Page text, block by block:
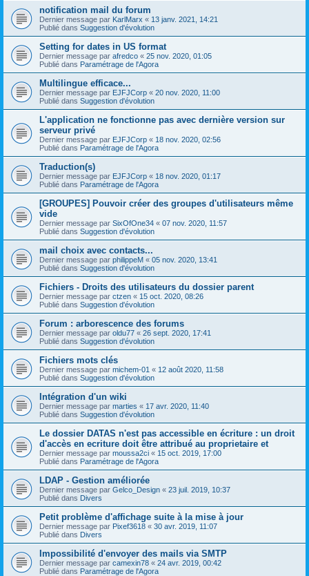
notification mail du forum
Dernier message par KarlMarx « 13 janv. 2021, 14:21
Publié dans Suggestion d'évolution
Setting for dates in US format
Dernier message par afredco « 25 nov. 2020, 01:05
Publié dans Paramétrage de l'Agora
Multilingue efficace...
Dernier message par EJFJCorp « 20 nov. 2020, 11:00
Publié dans Suggestion d'évolution
L'application ne fonctionne pas avec dernière version sur
serveur privé
Dernier message par EJFJCorp « 18 nov. 2020, 02:56
Publié dans Paramétrage de l'Agora
Traduction(s)
Dernier message par EJFJCorp « 18 nov. 2020, 01:17
Publié dans Paramétrage de l'Agora
[GROUPES] Pouvoir créer des groupes d'utilisateurs même
vide
Dernier message par SixOfOne34 « 07 nov. 2020, 11:57
Publié dans Suggestion d'évolution
mail choix avec contacts...
Dernier message par philippeM « 05 nov. 2020, 13:41
Publié dans Suggestion d'évolution
Fichiers - Droits des utilisateurs du dossier parent
Dernier message par ctzen « 15 oct. 2020, 08:26
Publié dans Suggestion d'évolution
Forum : arborescence des forums
Dernier message par oldu77 « 26 sept. 2020, 17:41
Publié dans Suggestion d'évolution
Fichiers mots clés
Dernier message par michem-01 « 12 août 2020, 11:58
Publié dans Suggestion d'évolution
Intégration d'un wiki
Dernier message par marties « 17 avr. 2020, 11:40
Publié dans Suggestion d'évolution
Le dossier DATAS n'est pas accessible en écriture : un droit
d'accès en ecriture doit être attribué au proprietaire et
Dernier message par moussa2ci « 15 oct. 2019, 17:00
Publié dans Paramétrage de l'Agora
LDAP - Gestion améliorée
Dernier message par Gelco_Design « 23 juil. 2019, 10:37
Publié dans Divers
Petit problème d'affichage suite à la mise à jour
Dernier message par Pixef3618 « 30 avr. 2019, 11:07
Publié dans Divers
Impossibilité d'envoyer des mails via SMTP
Dernier message par camexin78 « 24 avr. 2019, 00:42
Publié dans Paramétrage de l'Agora